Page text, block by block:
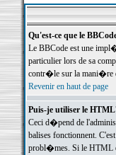
Qu'est-ce que le
Le BBCode est une
particulier lors de sa
contr�le sur la mani�re
Revenir en haut de page
Puis-je utiliser le
Ceci d�pend de
balises fonctionnent.
probl�mes. Si le HTML